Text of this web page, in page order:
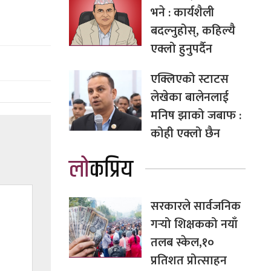
भने : कार्यशैली
बदल्नुहोस्, कहिल्यै
एक्लो हुनुपर्दैन
एक्लिएको स्टाटस
लेखेका बालेनलाई
मनिष झाको जबाफ :
कोही एक्लो छैन
लोकप्रिय
सरकारले सार्वजनिक
गर्‍यो शिक्षकको नयाँ
तलब स्केल,१०
प्रतिशत प्रोत्साहन